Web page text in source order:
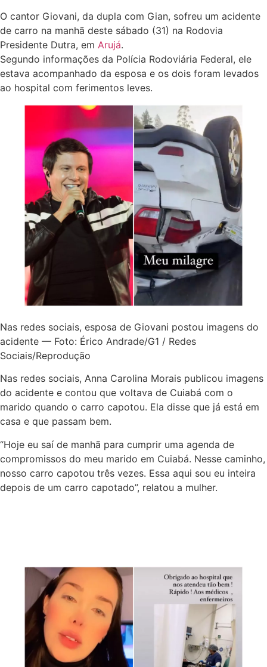
O cantor Giovani, da dupla com Gian, sofreu um acidente
de carro na manhã deste sábado (31) na Rodovia
Presidente Dutra, em Arujá.
Segundo informações da Polícia Rodoviária Federal, ele
estava acompanhado da esposa e os dois foram levados
ao hospital com ferimentos leves.
Nas redes sociais, esposa de Giovani postou imagens do
acidente — Foto: Érico Andrade/G1 / Redes
Sociais/Reprodução
Nas redes sociais, Anna Carolina Morais publicou imagens
do acidente e contou que voltava de Cuiabá com o
marido quando o carro capotou. Ela disse que já está em
casa e que passam bem.
“Hoje eu saí de manhã para cumprir uma agenda de
compromissos do meu marido em Cuiabá. Nesse caminho,
nosso carro capotou três vezes. Essa aqui sou eu inteira
depois de um carro capotado”, relatou a mulher.